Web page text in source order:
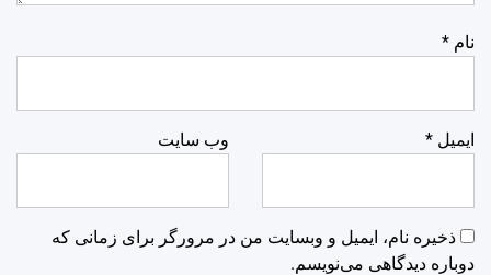
نام *
ایمیل * وب‌ سایت
ذخیره نام، ایمیل و وبسایت من در مرورگر برای زمانی که
دوباره دیدگاهی می‌نویسم.